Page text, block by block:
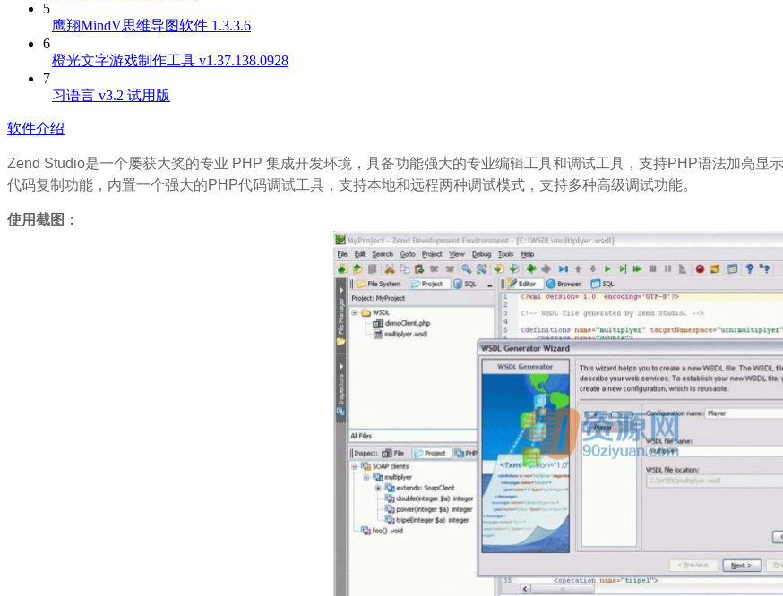
5
鹰翔MindV思维导图软件 1.3.3.6
6
橙光文字游戏制作工具 v1.37.138.0928
7
习语言 v3.2 试用版
软件介绍
Zend Studio是一个屡获大奖的专业 PHP 集成开发环境，具备功能强大的专业编辑工具和调试工具，支持PHP语法加亮显
代码复制功能，内置一个强大的PHP代码调试工具，支持本地和远程两种调试模式，支持多种高级调试功能。
使用截图：